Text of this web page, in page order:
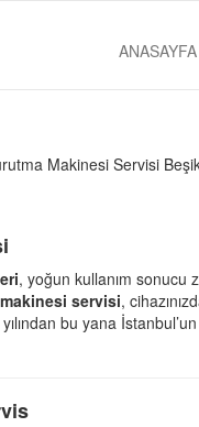
ANASAYFA
, yoğun kullanım sonucu
servisi,
bu yana